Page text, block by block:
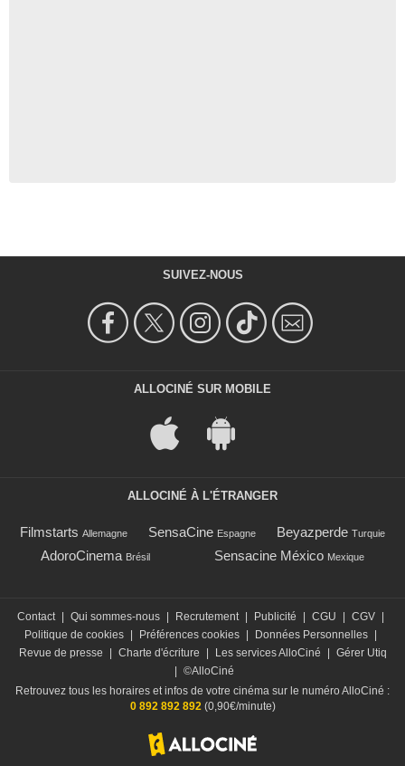
SUIVEZ-NOUS
ALLOCINÉ SUR MOBILE
ALLOCINÉ À L'ÉTRANGER
Filmstarts Allemagne SensaCine Espagne Beyazperde Turquie
AdoroCinema Brésil Sensacine México Mexique
Contact Qui sommes-nous Recrutement Publicité CGU CGV
Politique de cookies
Préférences cookies Données Personnelles
Revue de presse
Charte d'écriture Les services AlloCiné
Gérer Utiq
©AlloCiné
Retrouvez tous les horaires et infos de votre cinéma sur le numéro AlloCiné :
0 892 892 892(0,90€/minute)